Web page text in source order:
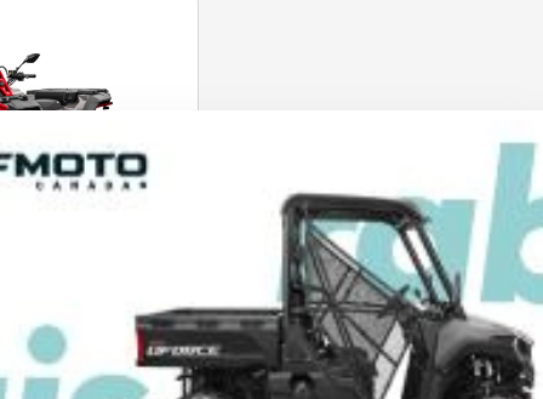
MV GRIS